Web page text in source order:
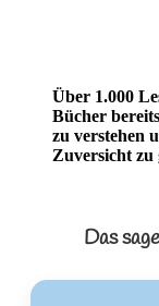
Über 1.000
Bücher
zu verstehen
Zuversicht zu
Das